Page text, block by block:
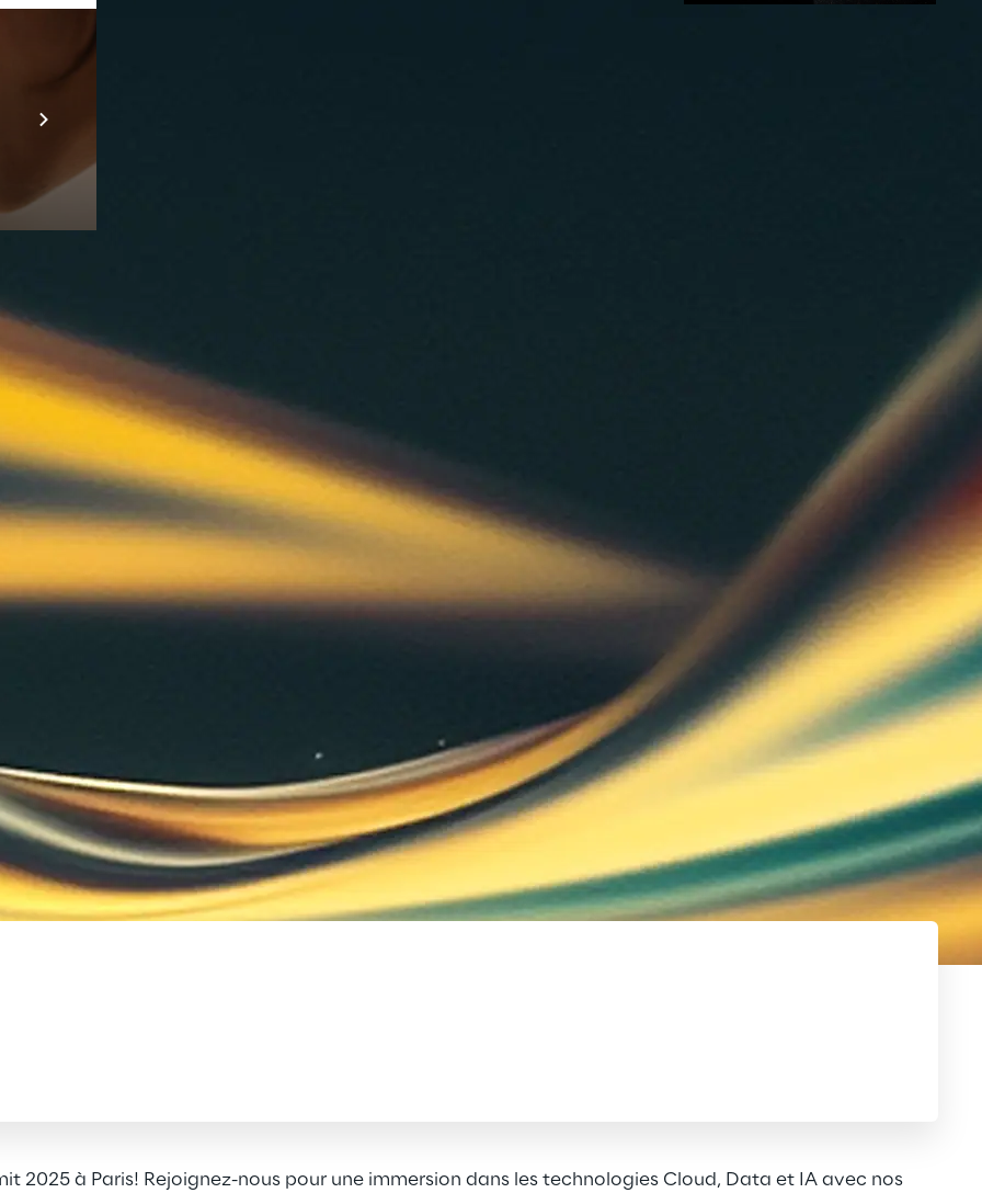
2025 à Paris! Rejoignez-nous pour une immersion dans les technologies Cloud, Data et IA avec nos